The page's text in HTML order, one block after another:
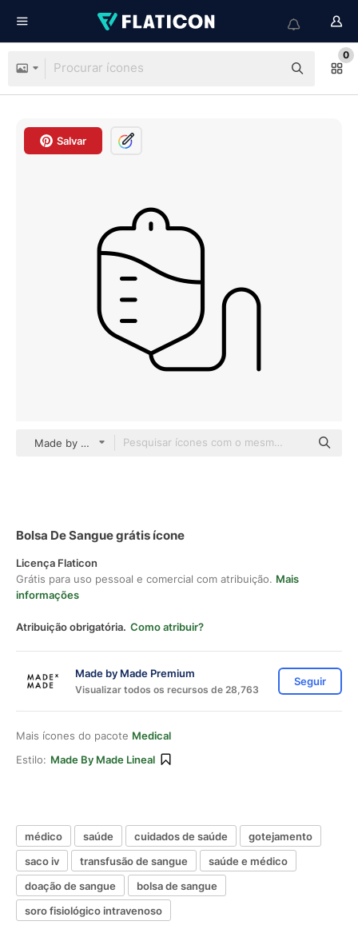
0
Salvar
Made by Made Lineal
Bolsa De Sangue grátis ícone
Licença Flaticon
Grátis para uso pessoal e comercial com atribuição. Mais
informações
Atribuição obrigatória. Como atribuir?
Made by Made Premium
Visualizar todos os recursos de 28,763
Seguir
Mais ícones do pacote Medical
Estilo: Made By Made Lineal
médico saúde cuidados de saúde
gotejamento
saco iv
transfusão de sangue
saúde e médico
doação de sangue
bolsa de sangue
soro fisiológico intravenoso